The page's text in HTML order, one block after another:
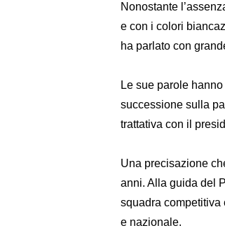
Nonostante
e con i colori
ha parlato con
Le sue parole
successione sulla
trattativa con il
Una precisazione
anni. Alla guida del
squadra
e nazionale.